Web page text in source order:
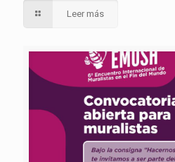
Leer más